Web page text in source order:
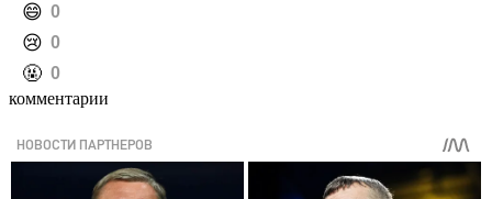
️😄 0
️😢 0
️🤬 0
комментарии